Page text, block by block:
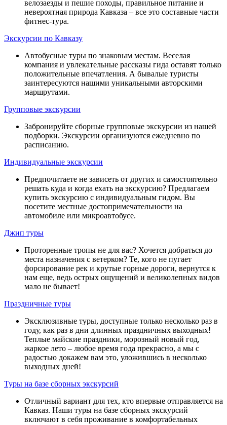
велозаезды и пешие походы, правильное питание и
невероятная природа Кавказа – все это составные части
фитнес-тура.
Экскурсии по Кавказу
Автобусные туры по знаковым местам. Веселая
компания и увлекательные рассказы гида оставят только
положительные впечатления. А бывалые туристы
заинтересуются нашими уникальными авторскими
маршрутами.
Групповые экскурсии
Забронируйте сборные групповые экскурсии из нашей
подборки. Экскурсии организуются ежедневно по
расписанию.
Индивидуальные экскурсии
Предпочитаете не зависеть от других и самостоятельно
решать куда и когда ехать на экскурсию? Предлагаем
купить экскурсию с индивидуальным гидом. Вы
посетите местные достопримечательности на
автомобиле или микроавтобусе.
Джип туры
Проторенные тропы не для вас? Хочется добраться до
места назначения с ветерком? Те, кого не пугает
форсирование рек и крутые горные дороги, вернутся к
нам еще, ведь острых ощущений и великолепных видов
мало не бывает!
Праздничные туры
Эксклюзивные туры, доступные только несколько раз в
году, как раз в дни длинных праздничных выходных!
Теплые майские праздники, морозный новый год,
жаркое лето – любое время года прекрасно, а мы с
радостью докажем вам это, уложившись в несколько
выходных дней!
Туры на базе сборных экскурсий
Отличный вариант для тех, кто впервые отправляется на
Кавказ. Наши туры на базе сборных экскурсий
включают в себя проживание в комфортабельных